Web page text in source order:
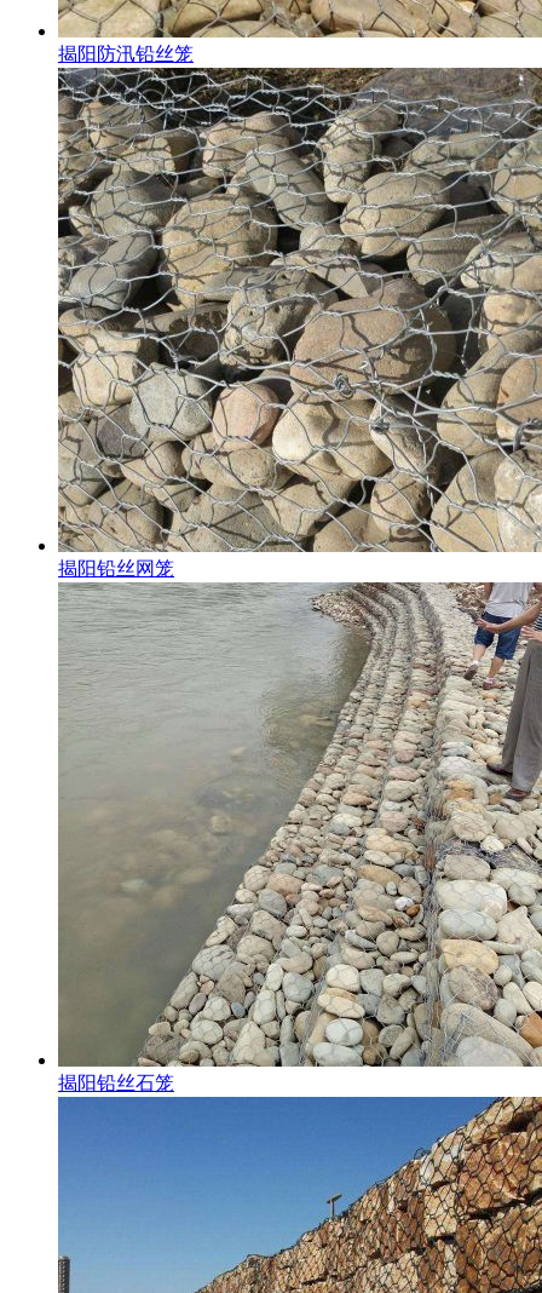
揭阳防汛铅丝笼
揭阳铅丝网笼
揭阳铅丝石笼